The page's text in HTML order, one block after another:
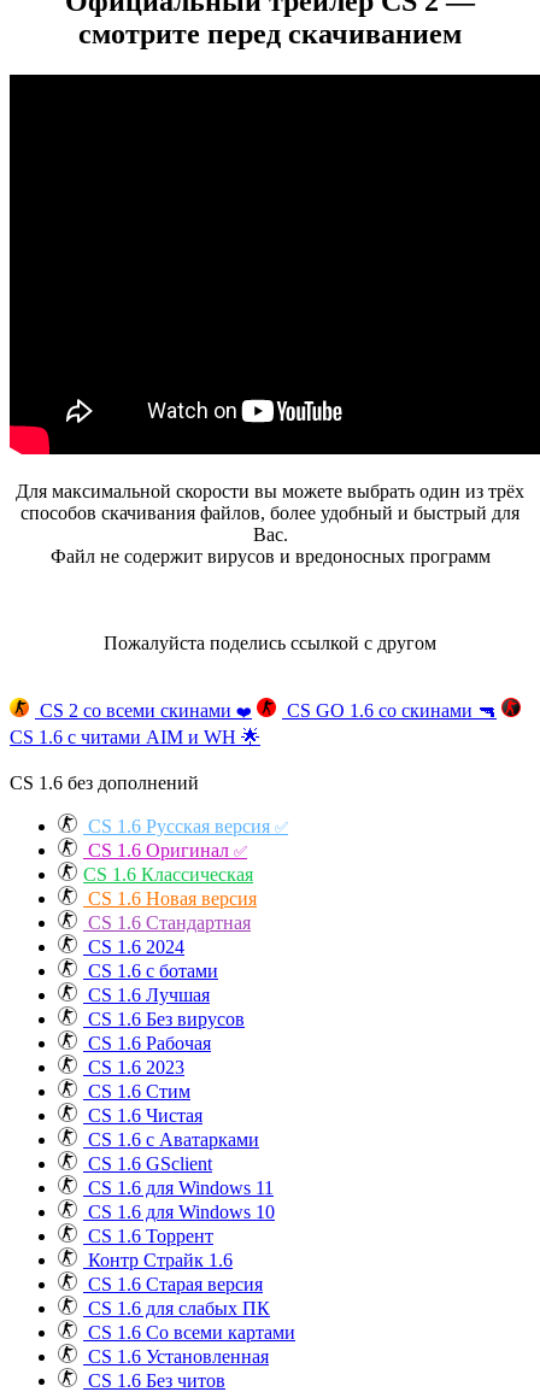
смотрите перед скачиванием
Для максимальной скорости вы можете выбрать один из трёх
способов скачивания файлов, более удобный и быстрый для
Вас.
Файл не содержит вирусов и вредоносных программ
Пожалуйста поделись ссылкой с другом
CS 2 со всеми скинами ❤️ CS GO 1.6 со скинами 🔫
CS 1.6 с читами AIM и WH 🌟
CS 1.6 без дополнений
CS 1.6 Русская версия ✅
CS 1.6 Оригинал ✅
CS 1.6 Классическая
CS 1.6 Новая версия
CS 1.6 Стандартная
CS 1.6 2024
CS 1.6 с ботами
CS 1.6 Лучшая
CS 1.6 Без вирусов
CS 1.6 Рабочая
CS 1.6 2023
CS 1.6 Стим
CS 1.6 Чистая
CS 1.6 с Аватарками
CS 1.6 GSclient
CS 1.6 для Windows 11
CS 1.6 для Windows 10
CS 1.6 Торрент
Контр Страйк 1.6
CS 1.6 Старая версия
CS 1.6 для слабых ПК
CS 1.6 Со всеми картами
CS 1.6 Установленная
CS 1.6 Без читов